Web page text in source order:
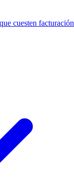
cuesten